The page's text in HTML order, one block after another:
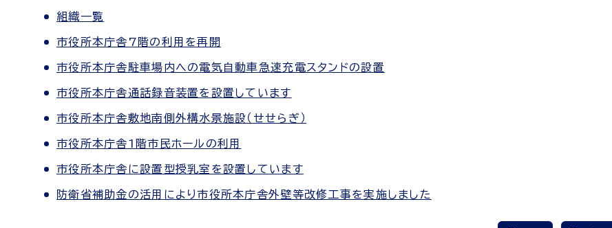
組織一覧
市役所本庁舎7階の利用を再開
市役所本庁舎駐車場内への電気自動車急速充電スタンドの設置
市役所本庁舎通話録音装置を設置しています
市役所本庁舎敷地南側外構水景施設（せせらぎ）
市役所本庁舎1階市民ホールの利用
市役所本庁舎に設置型授乳室を設置しています
防衛省補助金の活用により市役所本庁舎外壁等改修工事を実施しました